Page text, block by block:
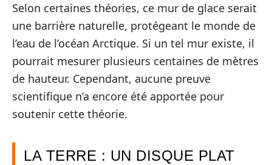
Selon certaines théories, ce mur de glace serait
une barrière naturelle, protégeant le monde de
l’eau de l’océan Arctique. Si un tel mur existe, il
pourrait mesurer plusieurs centaines de mètres
de hauteur. Cependant, aucune preuve
scientifique n’a encore été apportée pour
soutenir cette théorie.
LA TERRE : UN DISQUE PLAT